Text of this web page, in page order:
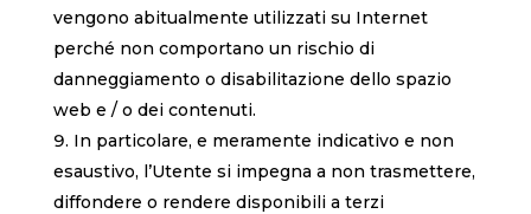
vengono abitualmente utilizzati su Internet
perché non comportano un rischio di
danneggiamento o disabilitazione dello spazio
web e / o dei contenuti.
In particolare, e meramente indicativo e non
esaustivo, l’Utente si impegna a non trasmettere,
diffondere o rendere disponibili a terzi